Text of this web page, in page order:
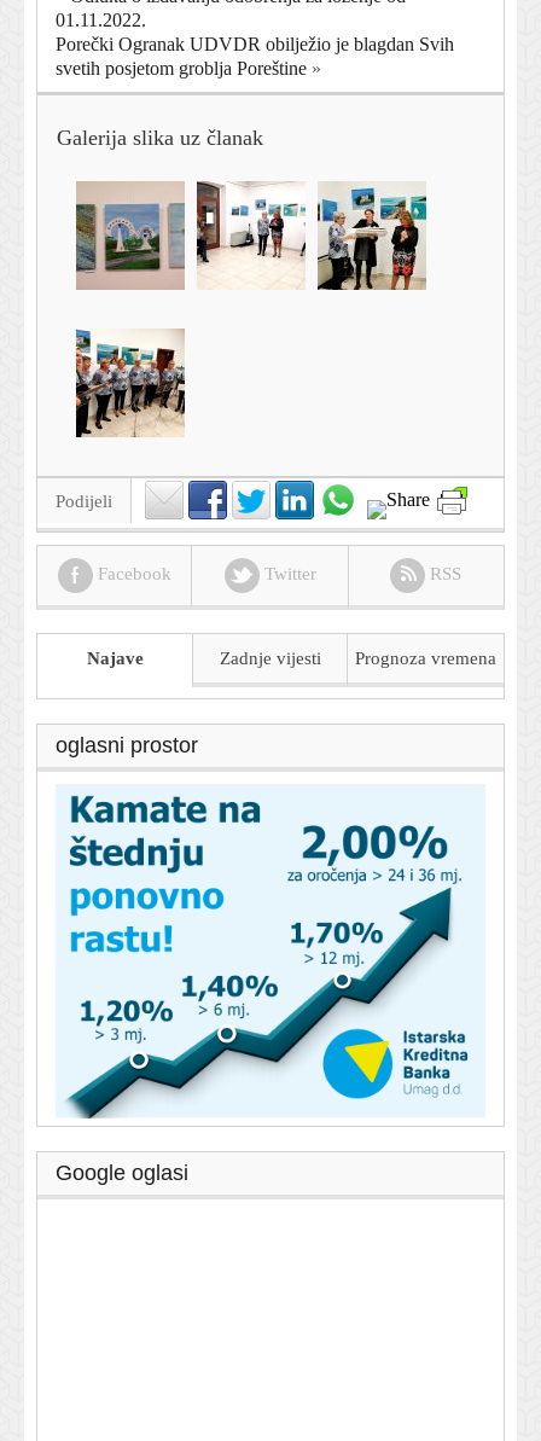
01.11.2022.
Porečki Ogranak UDVDR obilježio je blagdan Svih
svetih posjetom groblja Poreštine »
Galerija slika uz članak
Podijeli
Facebook Twitter RSS
Najave Zadnje vijesti Prognoza vremena
oglasni prostor
Google oglasi